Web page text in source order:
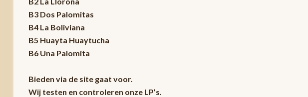
B3 Dos Palomitas
B4 La Boliviana
B5 Huayta Huaytucha
B6 Una Palomita
Bieden via de site gaat voor.
Wij testen en controleren onze LP’s.